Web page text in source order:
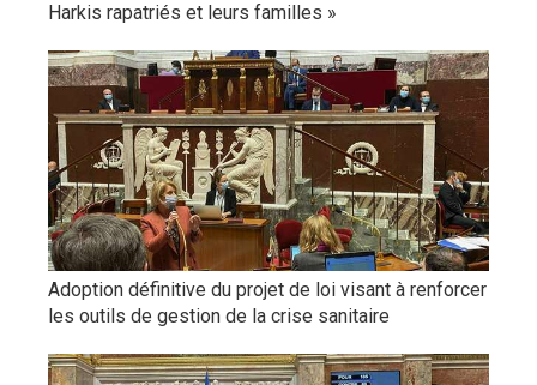
Harkis rapatriés et leurs familles »
Adoption définitive du projet de loi visant à renforcer
les outils de gestion de la crise sanitaire